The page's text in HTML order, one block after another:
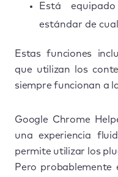
Está
estándar de
Estas funciones
que utilizan los
siempre funcionan a
Google Chrome
una experiencia
permite utilizar los
Pero probablemente